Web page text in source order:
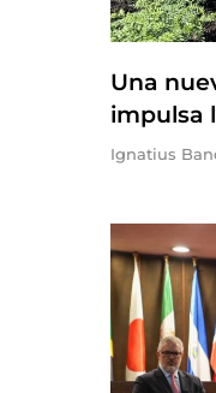
Una
impulsa
Ignatius